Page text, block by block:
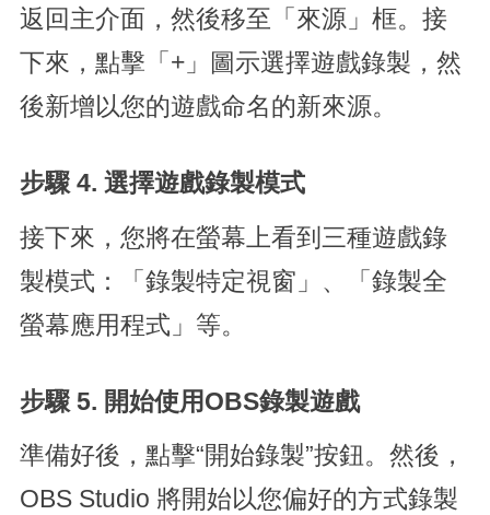
返回主介面，然後移至「來源」框。接
下來，點擊「+」圖示選擇遊戲錄製，然
後新增以您的遊戲命名的新來源。
步驟 4. 選擇遊戲錄製模式
接下來，您將在螢幕上看到三種遊戲錄
製模式：「錄製特定視窗」、「錄製全
螢幕應用程式」等。
步驟 5. 開始使用OBS錄製遊戲
準備好後，點擊“開始錄製”按鈕。然後，
OBS Studio 將開始以您偏好的方式錄製